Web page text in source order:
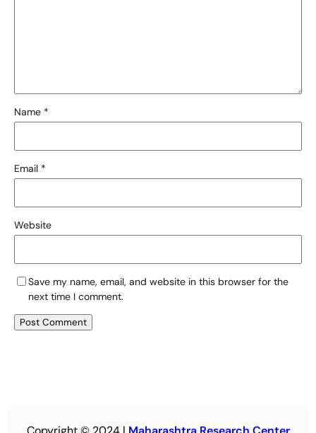
Name *
Email *
Website
Save my name, email, and website in this browser for the
next time I comment.